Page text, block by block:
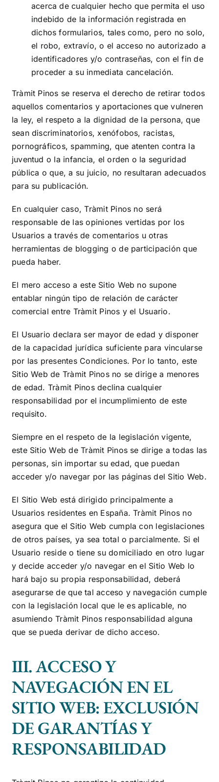
acerca de cualquier hecho que permita el uso
indebido de la información registrada en
dichos formularios, tales como, pero no solo,
el robo, extravío, o el acceso no autorizado a
identificadores y/o contraseñas, con el fin de
proceder a su inmediata cancelación.
Tràmit Pinos se reserva el derecho de retirar todos
aquellos comentarios y aportaciones que vulneren
la ley, el respeto a la dignidad de la persona, que
sean discriminatorios, xenófobos, racistas,
pornográficos, spamming, que atenten contra la
juventud o la infancia, el orden o la seguridad
pública o que, a su juicio, no resultaran adecuados
para su publicación.
En cualquier caso,Tràmit Pinos no será
responsable de las opiniones vertidas por los
Usuarios a través de comentarios u otras
herramientas de blogging o de participación que
pueda haber.
El mero acceso a este Sitio Web no supone
entablar ningún tipo de relación de carácter
comercial entre Tràmit Pinos y el Usuario.
El Usuario declara ser mayor de edad y disponer
de la capacidad jurídica suficiente para vincularse
por las presentes Condiciones. Por lo tanto, este
Sitio Web de Tràmit Pinosno se dirige a menores
de edad. Tràmit Pinosdeclina cualquier
responsabilidad por el incumplimiento de este
requisito.
Siempre en el respeto de la legislación vigente,
este Sitio Web deTràmit Pinos se dirige a todas las
personas, sin importar su edad, que puedan
acceder y/o navegar por las páginas del Sitio Web.
El Sitio Web está dirigido principalmente a
Usuarios residentes en España.Tràmit Pinos no
asegura que el Sitio Web cumpla con legislaciones
de otros países, ya sea total o parcialmente. Si el
Usuario reside o tiene su domiciliado en otro lugar
y decide acceder y/o navegar en el Sitio Web lo
hará bajo su propia responsabilidad, deberá
asegurarse de que tal acceso y navegación cumple
con la legislación local que le es aplicable, no
asumiendoTràmit Pinos responsabilidad alguna
que se pueda derivar de dicho acceso.
III. ACCESO Y
NAVEGACIÓN EN EL
SITIO WEB: EXCLUSIÓN
DE GARANTÍAS Y
RESPONSABILIDAD